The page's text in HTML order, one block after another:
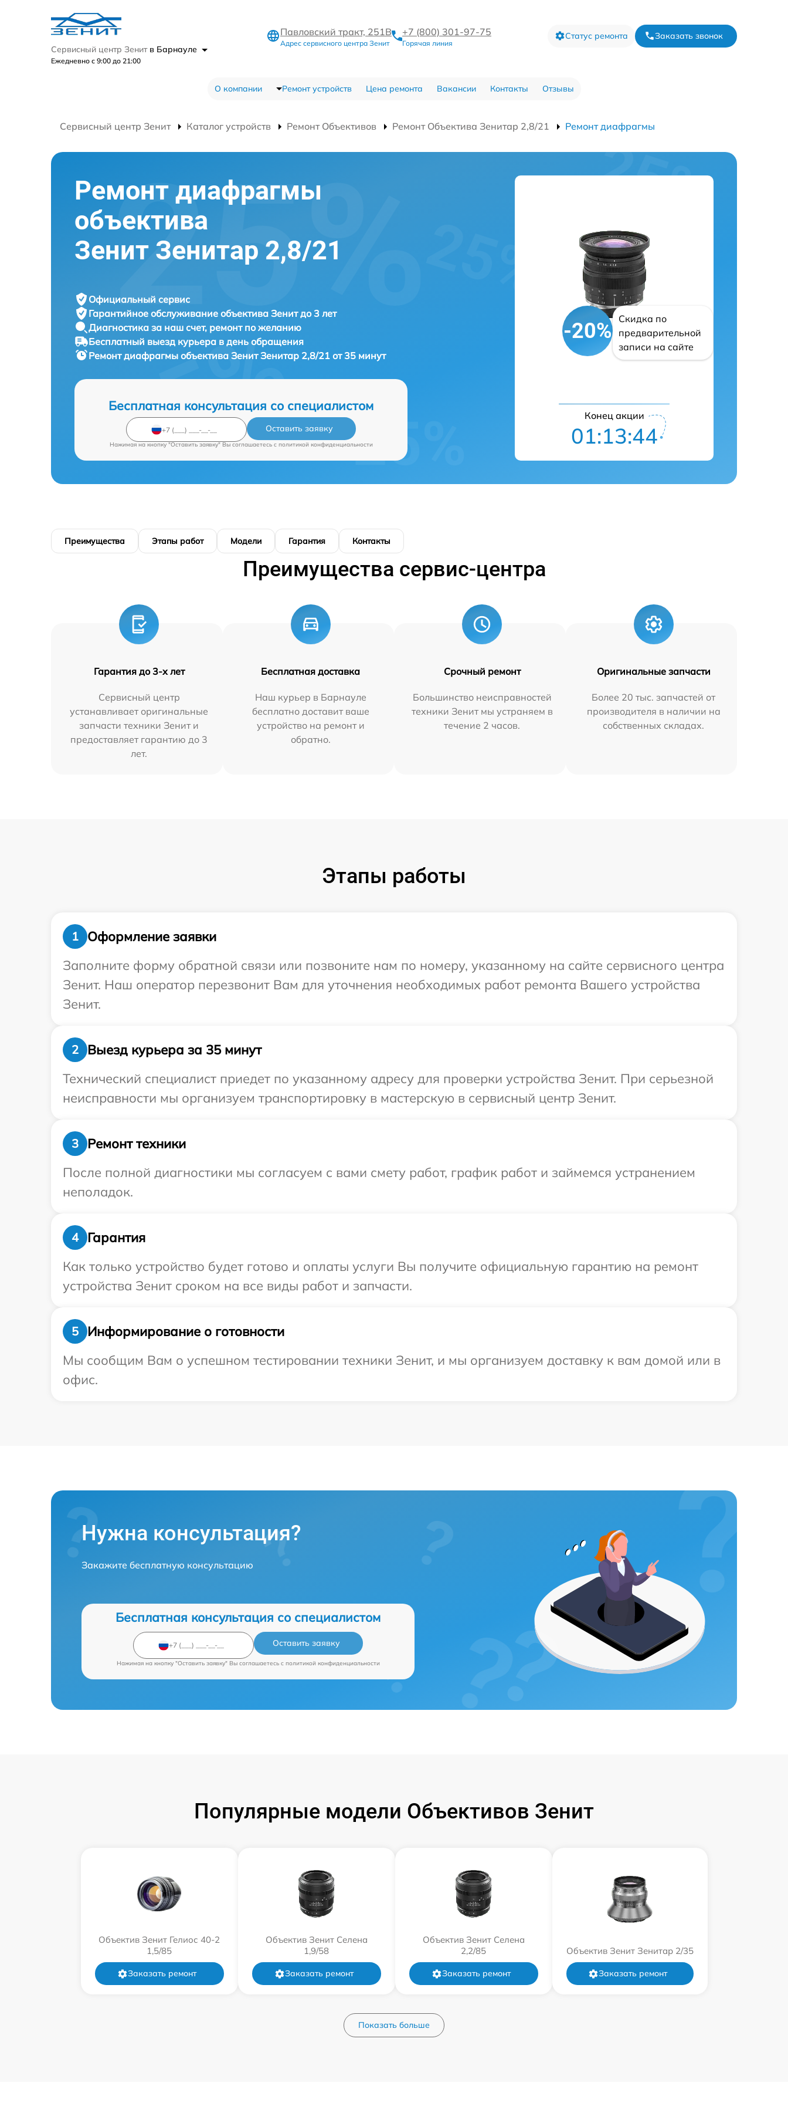
Сервисный центр Зенит в Барнауле
Ежедневно с 9:00 до 21:00
Павловский тракт, 251В
Адрес сервисного центра Зенит
+7 (800) 301-97-75
Горячая линия
Статус ремонта Заказать звонок
О компании Ремонт устройств Цена ремонта Вакансии Контакты Отзывы
Сервисный центр Зенит Каталог устройств Ремонт Объективов Ремонт Объектива Зенитар 2,8/21 Ремонт диафрагмы
Ремонт диафрагмы
объектива
Зенит Зенитар 2,8/21
Официальный сервис
Гарантийное обслуживание объектива Зенит до 3 лет
Диагностика за наш счет, ремонт по желанию
Бесплатный выезд курьера в день обращения
Ремонт диафрагмы объектива Зенит Зенитар 2,8/21 от 35 минут
Бесплатная консультация со специалистом
Оставить заявку
Нажимая на кнопку "Оставить заявку" Вы соглашаетесь c политикой конфиденциальности
-20%
Скидка по
предварительной
записи на сайте
Конец акции
01:13:43
Преимущества Этапы работ Модели Гарантия Контакты
Преимущества сервис-центра
Гарантия до 3-х лет
Сервисный центр
устанавливает оригинальные
запчасти техники Зенит и
предоставляет гарантию до 3
лет.
Бесплатная доставка
Наш курьер в Барнауле
бесплатно доставит ваше
устройство на ремонт и
обратно.
Срочный ремонт
Большинство неисправностей
техники Зенит мы устраняем в
течение 2 часов.
Оригинальные запчасти
Более 20 тыс. запчастей от
производителя в наличии на
собственных складах.
Этапы работы
1
Оформление заявки
Заполните форму обратной связи или позвоните нам по номеру, указанному на сайте сервисного центра
Зенит. Наш оператор перезвонит Вам для уточнения необходимых работ ремонта Вашего устройства
Зенит.
2
Выезд курьера за 35 минут
Технический специалист приедет по указанному адресу для проверки устройства Зенит. При серьезной
неисправности мы организуем транспортировку в мастерскую в сервисный центр Зенит.
3
Ремонт техники
После полной диагностики мы согласуем с вами смету работ, график работ и займемся устранением
неполадок.
4
Гарантия
Как только устройство будет готово и оплаты услуги Вы получите официальную гарантию на ремонт
устройства Зенит сроком на все виды работ и запчасти.
5
Информирование о готовности
Мы сообщим Вам о успешном тестировании техники Зенит, и мы организуем доставку к вам домой или в
офис.
Нужна консультация?
Закажите бесплатную консультацию
Бесплатная консультация со специалистом
Оставить заявку
Нажимая на кнопку "Оставить заявку" Вы соглашаетесь c политикой конфиденциальности
Популярные модели Объективов Зенит
Объектив Зенит Гелиос 40-2
1,5/85
Заказать ремонт
Объектив Зенит Селена
1,9/58
Заказать ремонт
Объектив Зенит Селена
2,2/85
Заказать ремонт
Объектив Зенит Зенитар 2/35
Заказать ремонт
Показать больше